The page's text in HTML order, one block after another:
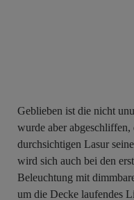
Geblieben ist die nicht
wurde aber
durchsichtigen Lasur
wird sich auch bei den
Beleuchtung mit
um die Decke laufendes